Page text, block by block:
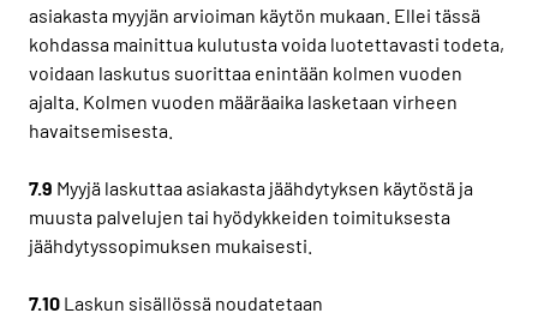
asiakasta myyjän arvioiman käytön mukaan. Ellei tässä
kohdassa mainittua kulutusta voida luotettavasti todeta,
voidaan laskutus suorittaa enintään kolmen vuoden
ajalta. Kolmen vuoden määräaika lasketaan virheen
havaitsemisesta.
7.9 Myyjä laskuttaa asiakasta jäähdytyksen käytöstä ja
muusta palvelujen tai hyödykkeiden toimituksesta
jäähdytyssopimuksen mukaisesti.
7.10 Laskun sisällössä noudatetaan